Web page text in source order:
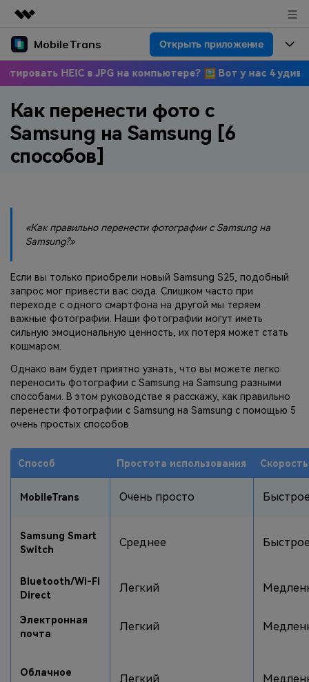
Рекомендуемые продукты
Цифровая креативность AIGC
Бизнес
Обзор
Решения
О нас
MobileTrans Открыть приложение
Продукты
ПК
приложений на ПК и
Перенос данных смартфона
Передавайте сообщения,
фотографии, видео и многое
другое со смартфона на смартфон,
Резервное копирование и
восстановление
Создавайте резервные копии для
восстанавливайте резервные
НОВИНКА
сервиса на другой.
Цены
Цены для версий Windows
Цены для Android
Скидки до 50%
Популярные темы
Популярные темы
Конкурсы и мероприятияСкачать
HEIC в JPG на компьютере? 🖼 Вот у нас 4
Как перенести фото с
Samsung на Samsung [6
способов]
«Как правильно перенести фотографии с Samsung на
Samsung?»
Если вы только приобрели новый Samsung S25, подобный
запрос мог привести вас сюда. Слишком часто при
переходе с одного смартфона на другой мы теряем
важные фотографии. Наши фотографии могут иметь
сильную эмоциональную ценность, их потеря может стать
кошмаром.
Однако вам будет приятно узнать, что вы можете легко
переносить фотографии с Samsung на Samsung разными
способами. В этом руководстве я расскажу, как правильно
перенести фотографии с Samsung на Samsung с помощью 5
очень простых способов.
Способ Простота использования Скорость
MobileTrans Очень просто
Samsung Smart
Switch
Среднее
Bluetooth/Wi-Fi
Direct
Легкий
Электронная
почта
Легкий
Облачное
Легкий